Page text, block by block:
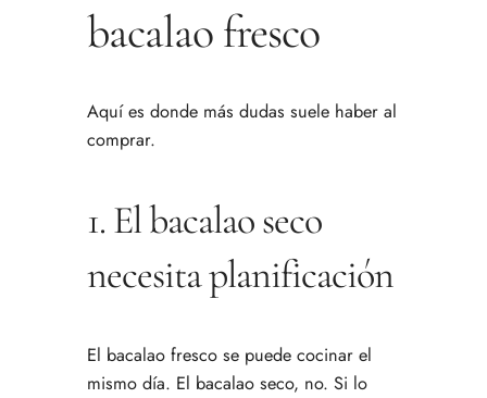
bacalao fresco
Aquí es donde más dudas suele haber al
comprar.
1. El bacalao seco
necesita planificación
El bacalao fresco se puede cocinar el
mismo día. El bacalao seco, no. Si lo